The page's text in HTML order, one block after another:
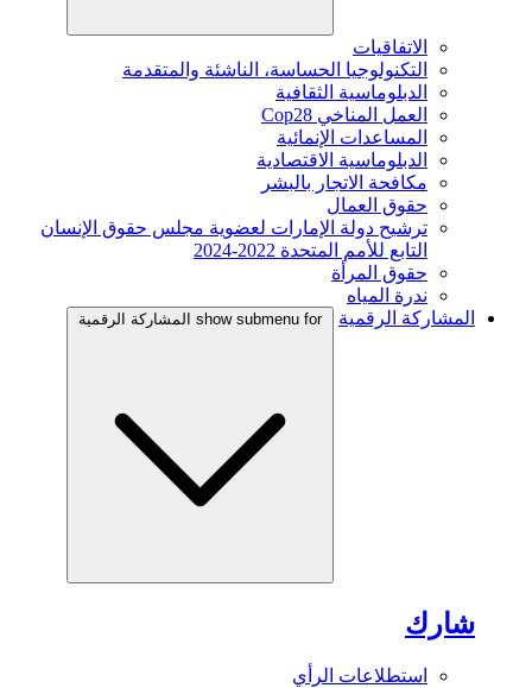
الاتفاقيات
التكنولوجيا الحساسة، الناشئة والمتقدمة
الدبلوماسية الثقافية
العمل المناخي Cop28
المساعدات الإنمائية
الدبلوماسية الاقتصادية
مكافحة الاتجار بالبشر
حقوق العمال
ترشيح دولة الإمارات لعضوية مجلس حقوق الإنسان
التابع للأمم المتحدة 2022-2024
حقوق المرأة
ندرة المياه
المشاركة الرقمية
show submenu for المشاركة الرقمية
شارك
استطلاعات الرأي